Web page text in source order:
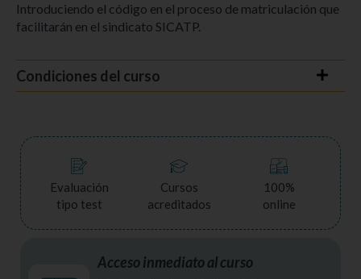
Introduciendo el código en el proceso de matriculación que
facilitarán en el sindicato SICATP.
Condiciones del curso
Evaluación
tipo test
Cursos
acreditados
100%
online
Acceso inmediato al curso